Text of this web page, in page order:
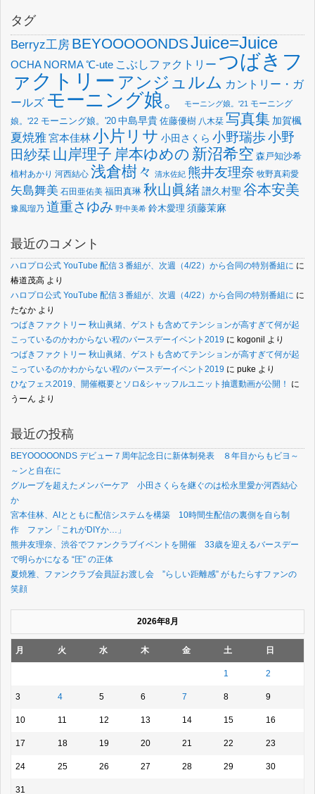
タグ
Berryz工房 BEYOOOOONDSJuice=Juice
OCHA NORMA℃-ute こぶしファクトリー つばきフ
ァクトリー アンジュルム カントリー・ガ
ールズ モーニング娘。 モーニング娘。'21 モーニング
娘。'22 モーニング娘。'20 中島早貴 佐藤優樹 八木栞 写真集 加賀楓
夏焼雅宮本佳林小片リサ 小田さくら 小野瑞歩小野
田紗栞 山岸理子 岸本ゆめの 新沼希空 森戸知沙希
植村あかり 河西結心 浅倉樹々 清水佐紀 熊井友理奈 牧野真莉愛
矢島舞美 石田亜佑美 福田真琳 秋山眞緒譜久村聖 谷本安美
豫風瑠乃 道重さゆみ 野中美希 鈴木愛理 須藤茉麻
最近のコメント
ハロプロ公式 YouTube 配信３番組が、次週（4/22）から合同の特別番組に に
椿道茂高 より
ハロプロ公式 YouTube 配信３番組が、次週（4/22）から合同の特別番組に に
たなか より
つばきファクトリー 秋山眞緒、ゲストも含めてテンションが高すぎて何が起
こっているのかわからない程のバースデーイベント2019 に kogonil より
つばきファクトリー 秋山眞緒、ゲストも含めてテンションが高すぎて何が起
こっているのかわからない程のバースデーイベント2019 に puke より
ひなフェス2019、開催概要とソロ&シャッフルユニット抽選動画が公開！
に
うーん より
最近の投稿
BEYOOOOONDS デビュー７周年記念日に新体制発表 ８年目からもビヨ～
～ンと自在に
グループを超えたメンバーケア 小田さくらを継ぐのは松永里愛か河西結心
か
宮本佳林、AIとともに配信システムを構築 10時間生配信の裏側を自ら制
作 ファン「これがDIYか…」
熊井友理奈、渋谷でファンクラブイベントを開催 33歳を迎えるバースデー
で明らかになる “圧” の正体
夏焼雅、ファンクラブ会員証お渡し会 ”らしい距離感” がもたらすファンの
笑顔
2026年8月
月 火 水 木 金 土 日
1 2
3 4 5 6 7 8 9
10 11 12 13 14 15 16
17 18 19 20 21 22 23
24 25 26 27 28 29 30
31